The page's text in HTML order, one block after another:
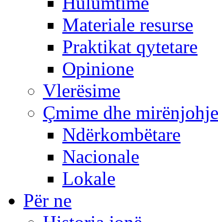
Materiale resurse
Praktikat qytetare
Opinione
Vlerësime
Çmime dhe mirënjohje
Ndërkombëtare
Nacionale
Lokale
Për ne